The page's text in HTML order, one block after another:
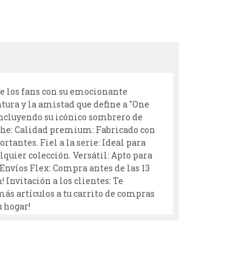
los fans con su emocionante
y la amistad que define a "One
su icónico sombrero de
Calidad premium: Fabricado con
Fiel a la serie: Ideal para
colección. Versátil: Apto para
Flex: Compra antes de las 13
Invitación a los clientes: Te
artículos a tu carrito de compras
hogar!